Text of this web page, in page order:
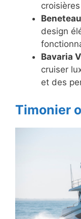
design
Bavaria
cruiser
et des
Timonier